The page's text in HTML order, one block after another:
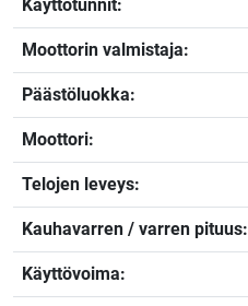
Käyttötunnit:
Moottorin valmistaja:
Päästöluokka:
Moottori:
Telojen leveys:
Kauhavarren / varren pituus:
Käyttövoima: